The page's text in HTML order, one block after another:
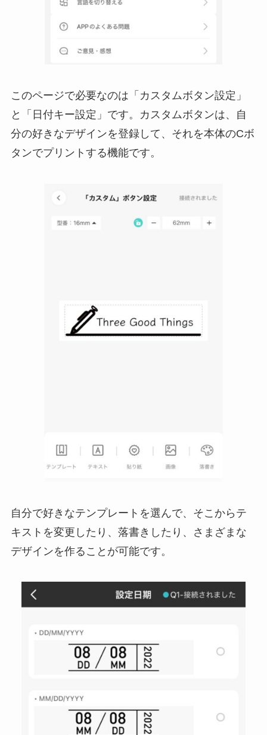
このページで必要なのは「カスタムボタン設定」
と「日付キー設定」です。カスタムボタンは、自
分の好きなデザインを登録して、それを本体のCボ
タンでプリントする機能です。
自分で好きなテンプレートを選んで、そこからテ
キストを変更したり、落書きしたり、さまざまな
デザインを作ることが可能です。